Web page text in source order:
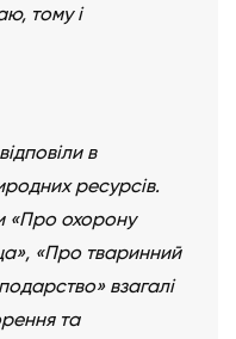
тому і
в
ресурсів.
«Про охорону
«Про тваринний
взагалі
та